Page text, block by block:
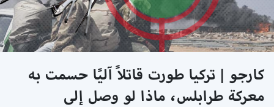
كارجو | تركيا طورت قاتلاً آليًا حسمت به
معركة طرابلس، ماذا لو وصل إلى